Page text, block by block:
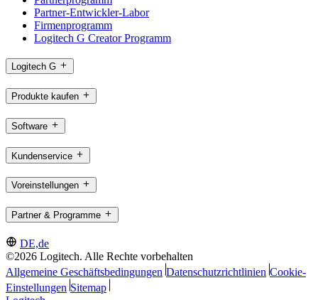
Partner-Entwickler-Labor
Firmenprogramm
Logitech G Creator Programm
Logitech G
Produkte kaufen
Software
Kundenservice
Voreinstellungen
Partner & Programme
DE,de
©2026 Logitech. Alle Rechte vorbehalten
Allgemeine Geschäftsbedingungen Datenschutzrichtlinien Cookie-
Einstellungen Sitemap